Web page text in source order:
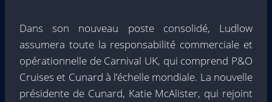
Dans son nouveau poste consolidé, Ludlow
assumera toute la responsabilité commerciale et
opérationnelle de Carnival UK, qui comprend P&O
Cruises et Cunard à l’échelle mondiale. La nouvelle
présidente de Cunard, Katie McAlister, qui rejoint